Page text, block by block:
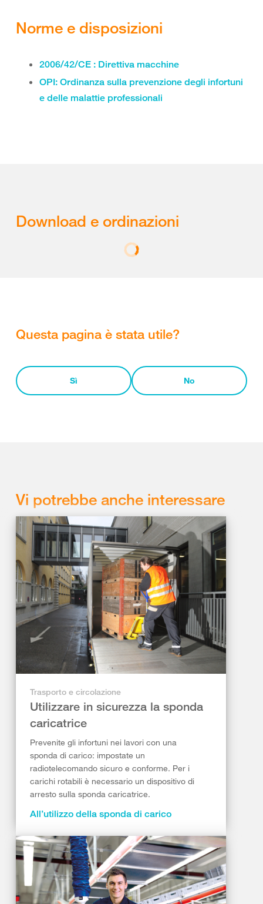
Norme e disposizioni
2006/42/CE : Direttiva macchine
OPI: Ordinanza sulla prevenzione degli infortuni
e delle malattie professionali
Download e ordinazioni
Questa pagina è stata utile?
Sì No
Vi potrebbe anche interessare
Trasporto e circolazione
Utilizzare in sicurezza la sponda
caricatrice
Prevenite gli infortuni nei lavori con una
sponda di carico: impostate un
radiotelecomando sicuro e conforme. Per i
carichi rotabili è necessario un dispositivo di
arresto sulla sponda caricatrice.
All’utilizzo della sponda di carico